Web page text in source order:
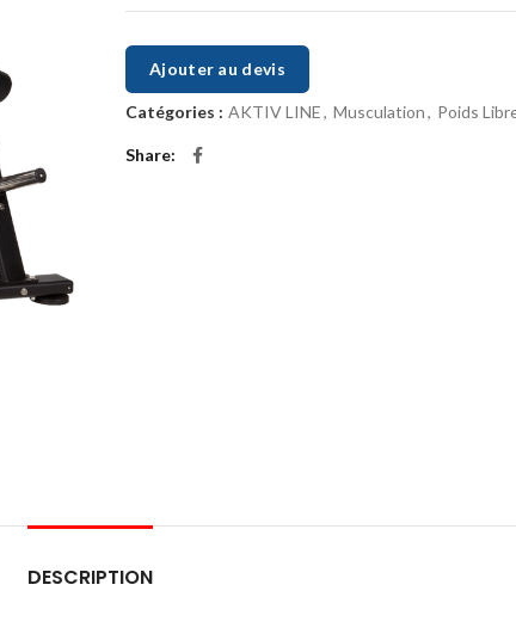
Ajouter au devis
Catégories : AKTIV LINE, Musculation, Poids
Share
DESCRIPTION